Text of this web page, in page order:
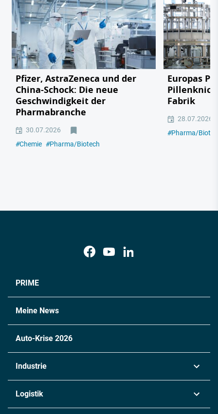
Pfizer, AstraZeneca und der
China-Schock: Die neue
Geschwindigkeit der
Pharmabranche
30.07.2026
#Chemie #Pharma/Biotech
Europas
Fabrik
28.07.2026
#Pharma/
PRIME
Meine News
Auto-Krise 2026
Industrie
Logistik